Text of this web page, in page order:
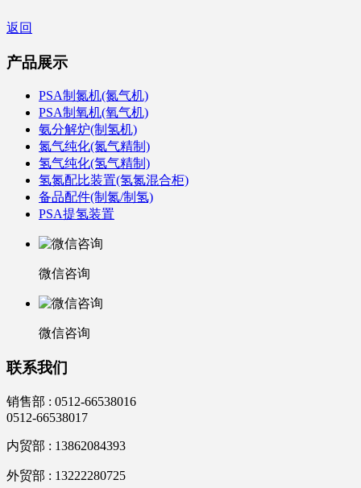
返回
产品展示
PSA制氮机(氮气机)
PSA制氧机(氧气机)
氨分解炉(制氢机)
氮气纯化(氮气精制)
氢气纯化(氢气精制)
氢氮配比装置(氢氮混合柜)
备品配件(制氮/制氢)
PSA提氢装置
微信咨询
微信咨询
联系我们
销售部 : 0512-66538016
0512-66538017
内贸部 : 13862084393
外贸部 : 13222280725